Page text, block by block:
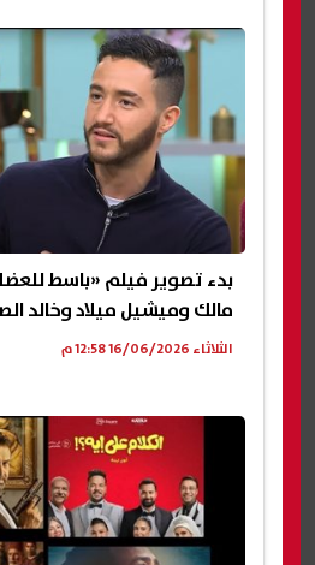
بدء تصوير فيلم «باسط
مالك وميشيل ميلاد وخالد
الثلاثاء 16/06/2026 12:58 م